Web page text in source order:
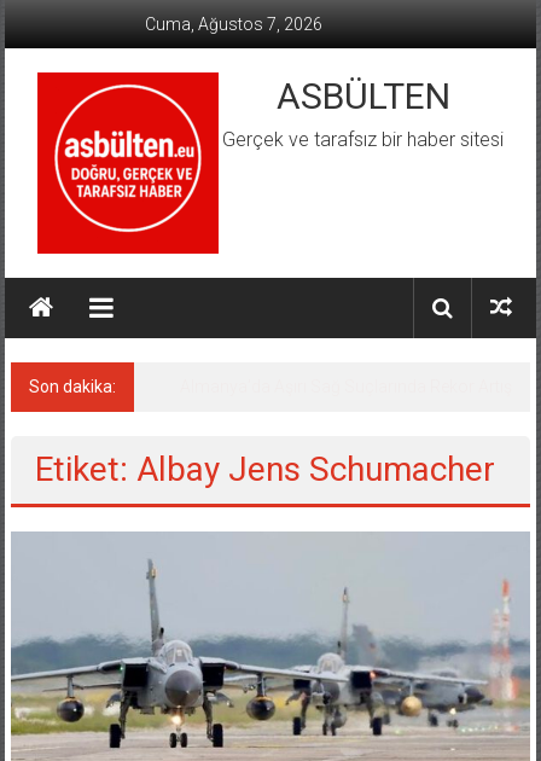
Cuma, Ağustos 7, 2026
ASBÜLTEN
Gerçek ve tarafsız bir haber sitesi
Son dakika:
Etiket: Albay Jens Schumacher